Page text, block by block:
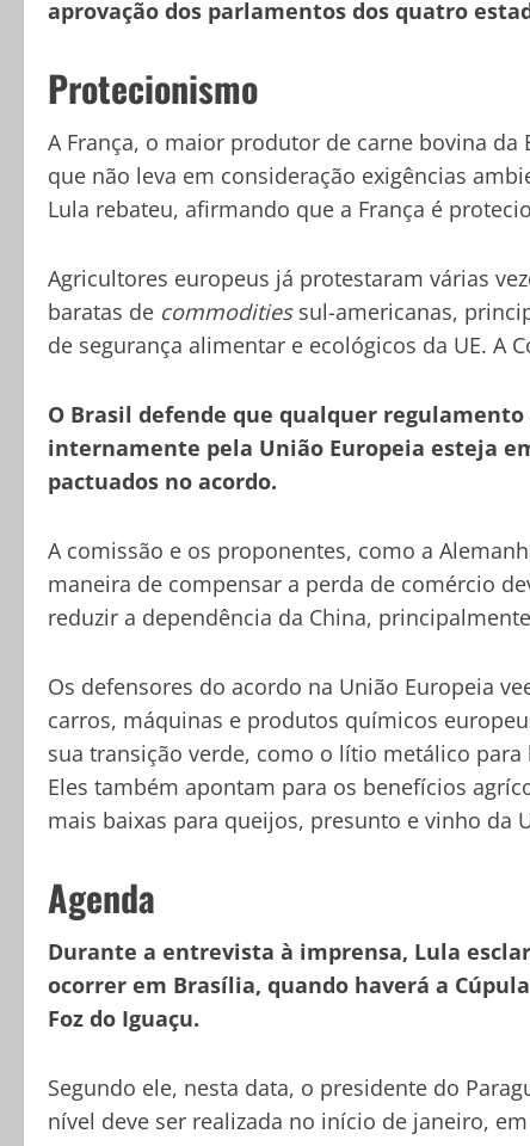
aprovação dos parlamentos dos quatro
Protecionismo
A França, o maior produtor de carne bovina da
que não leva em consideração exigências
Lula rebateu, afirmando que a França é
Agricultores europeus já protestaram várias
baratas de commoditiessul-americanas,
de segurança alimentar e ecológicos da UE. A
O Brasil defende que qualquer
internamente pela União Europeia esteja
pactuados no acordo.
A comissão e os proponentes, como a
maneira de compensar a perda de comércio
reduzir a dependência da China,
Os defensores do acordo na União Europeia
carros, máquinas e produtos químicos
sua transição verde, como o lítio metálico
Eles também apontam para os benefícios
mais baixas para queijos, presunto e vinho da
Agenda
Durante a entrevista à imprensa, Lula
ocorrer em Brasília, quando haverá a
Foz do Iguaçu.
Segundo ele, nesta data, o presidente do
nível deve ser realizada no início de janeiro,